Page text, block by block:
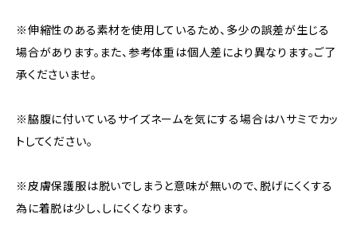
※伸縮性のある素材を使用しているため、多少の誤差が生じる
場合があります。また、参考体重は個人差により異なります。ご了
承くださいませ。
※脇腹に付いているサイズネームを気にする場合はハサミでカッ
トしてください。
※皮膚保護服は脱いでしまうと意味が無いので、脱げにくくする
為に着脱は少し、しにくくなります。